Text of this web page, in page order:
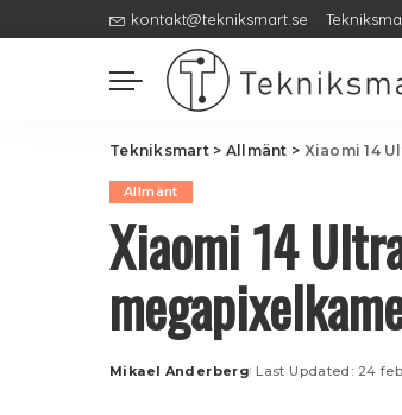
kontakt@tekniksmart.se
Tekniksmart> Allmänt > Xiaomi 14
Allmänt
Xiaomi 14
Posted
Mikael Anderberg Last Updated: 24